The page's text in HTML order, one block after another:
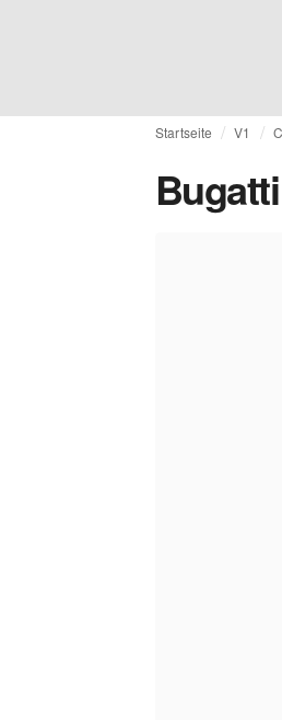
Startseite V1